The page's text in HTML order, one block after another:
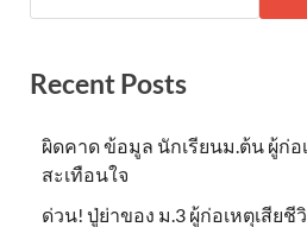
Recent Posts
ผิดคาด ข้อมูล นักเรียนม.ต้น ผู้ก่อ
สะเทือนใจ
ด่วน! ปู่ย่าของ ม.3 ผู้ก่อเหตุเสีย